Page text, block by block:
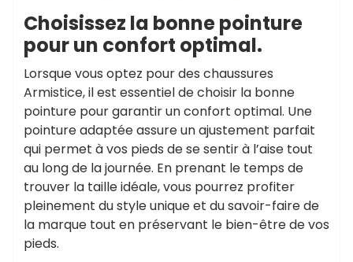
Choisissez la bonne pointure
pour un confort optimal.
Lorsque vous optez pour des chaussures
Armistice, il est essentiel de choisir la bonne
pointure pour garantir un confort optimal. Une
pointure adaptée assure un ajustement parfait
qui permet à vos pieds de se sentir à l’aise tout
au long de la journée. En prenant le temps de
trouver la taille idéale, vous pourrez profiter
pleinement du style unique et du savoir-faire de
la marque tout en préservant le bien-être de vos
pieds.